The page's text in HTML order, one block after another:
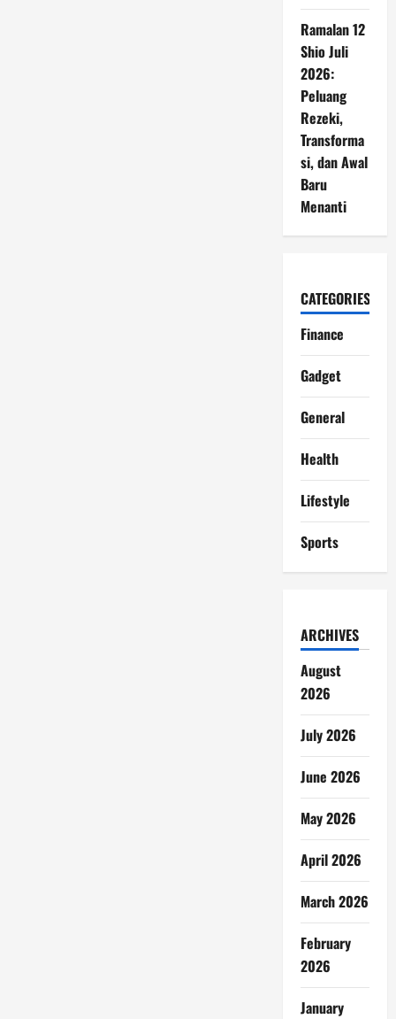
Ramalan 12
Shio Juli
2026:
Peluang
Rezeki,
Transforma
si, dan Awal
Baru
Menanti
CATEGORIES
Finance
Gadget
General
Health
Lifestyle
Sports
ARCHIVES
August
2026
July 2026
June 2026
May 2026
April 2026
March 2026
February
2026
January